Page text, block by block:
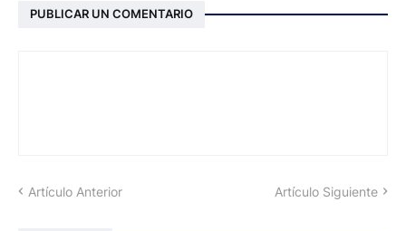
PUBLICAR UN COMENTARIO
Artículo Anterior Artículo Siguiente